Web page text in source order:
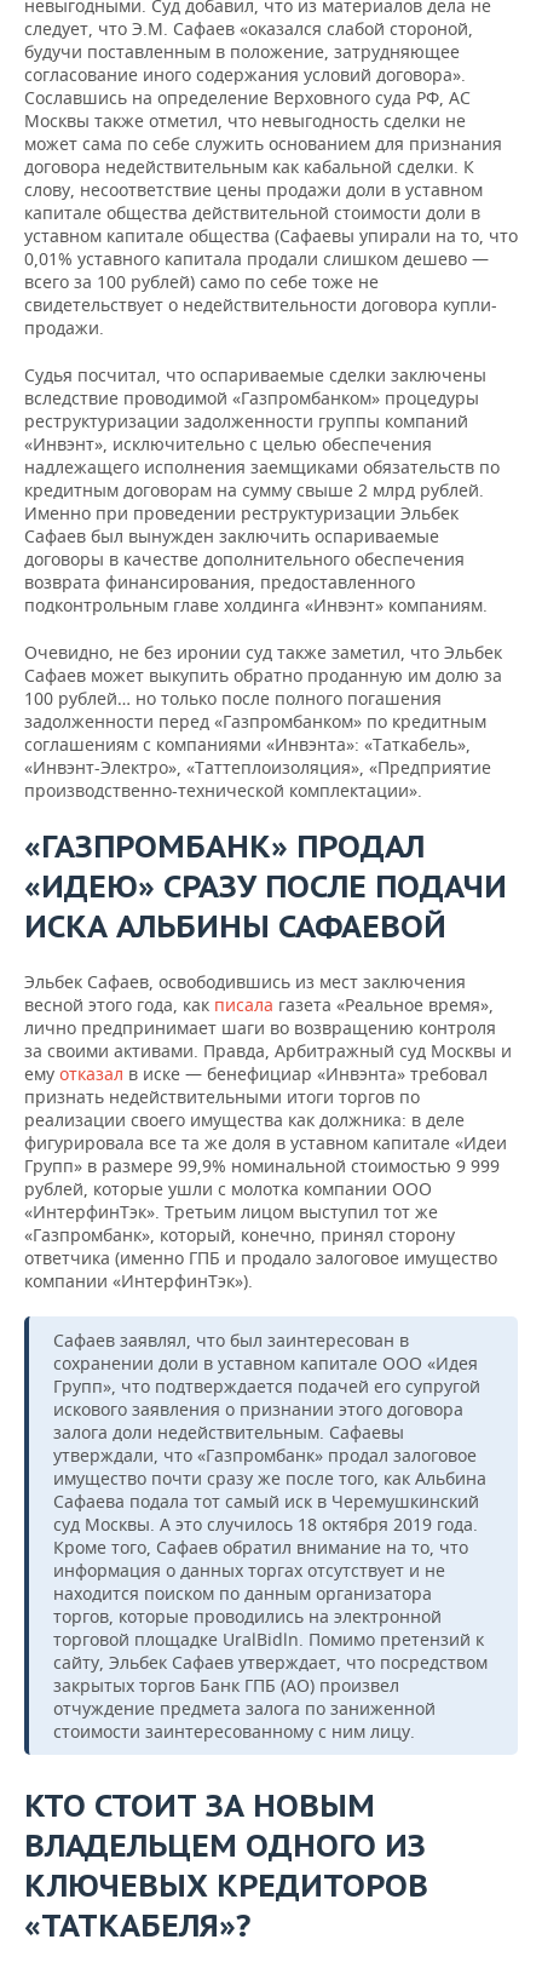
невыгодными. Суд добавил, что из материалов дела не
следует, что Э.М. Сафаев «оказался слабой стороной,
будучи поставленным в положение, затрудняющее
согласование иного содержания условий договора».
Сославшись на определение Верховного суда РФ, АС
Москвы также отметил, что невыгодность сделки не
может сама по себе служить основанием для признания
договора недействительным как кабальной сделки. К
слову, несоответствие цены продажи доли в уставном
капитале общества действительной стоимости доли в
уставном капитале общества (Сафаевы упирали на то, что
0,01% уставного капитала продали слишком дешево —
всего за 100 рублей) само по себе тоже не
свидетельствует о недействительности договора купли-
продажи.
Судья посчитал, что оспариваемые сделки заключены
вследствие проводимой «Газпромбанком» процедуры
реструктуризации задолженности группы компаний
«Инвэнт», исключительно с целью обеспечения
надлежащего исполнения заемщиками обязательств по
кредитным договорам на сумму свыше 2 млрд рублей.
Именно при проведении реструктуризации Эльбек
Сафаев был вынужден заключить оспариваемые
договоры в качестве дополнительного обеспечения
возврата финансирования, предоставленного
подконтрольным главе холдинга «Инвэнт» компаниям.
Очевидно, не без иронии суд также заметил, что Эльбек
Сафаев может выкупить обратно проданную им долю за
100 рублей… но только после полного погашения
задолженности перед «Газпромбанком» по кредитным
соглашениям с компаниями «Инвэнта»: «Таткабель»,
«Инвэнт-Электро», «Таттеплоизоляция», «Предприятие
производственно-технической комплектации».
«ГАЗПРОМБАНК» ПРОДАЛ
«ИДЕЮ» СРАЗУ ПОСЛЕ ПОДАЧИ
ИСКА АЛЬБИНЫ САФАЕВОЙ
Эльбек Сафаев, освободившись из мест заключения
весной этого года, как писала газета «Реальное время»,
лично предпринимает шаги во возвращению контроля
за своими активами. Правда, Арбитражный суд Москвы и
ему отказал в иске — бенефициар «Инвэнта» требовал
признать недействительными итоги торгов по
реализации своего имущества как должника: в деле
фигурировала все та же доля в уставном капитале «Идеи
Групп» в размере 99,9% номинальной стоимостью 9 999
рублей, которые ушли с молотка компании ООО
«ИнтерфинТэк». Третьим лицом выступил тот же
«Газпромбанк», который, конечно, принял сторону
ответчика (именно ГПБ и продало залоговое имущество
компании «ИнтерфинТэк»).
Сафаев заявлял, что был заинтересован в
сохранении доли в уставном капитале ООО «Идея
Групп», что подтверждается подачей его супругой
искового заявления о признании этого договора
залога доли недействительным. Сафаевы
утверждали, что «Газпромбанк» продал залоговое
имущество почти сразу же после того, как Альбина
Сафаева подала тот самый иск в Черемушкинский
суд Москвы. А это случилось 18 октября 2019 года.
Кроме того, Сафаев обратил внимание на то, что
информация о данных торгах отсутствует и не
находится поиском по данным организатора
торгов, которые проводились на электронной
торговой площадке UralBidln. Помимо претензий к
сайту, Эльбек Сафаев утверждает, что посредством
закрытых торгов Банк ГПБ (АО) произвел
отчуждение предмета залога по заниженной
стоимости заинтересованному с ним лицу.
КТО СТОИТ ЗА НОВЫМ
ВЛАДЕЛЬЦЕМ ОДНОГО ИЗ
КЛЮЧЕВЫХ КРЕДИТОРОВ
«ТАТКАБЕЛЯ»?